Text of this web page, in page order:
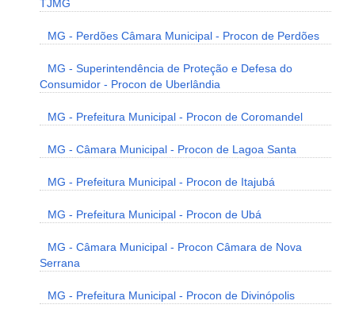
TJMG
MG - Perdões Câmara Municipal - Procon de Perdões
MG - Superintendência de Proteção e Defesa do
Consumidor - Procon de Uberlândia
MG - Prefeitura Municipal - Procon de Coromandel
MG - Câmara Municipal - Procon de Lagoa Santa
MG - Prefeitura Municipal - Procon de Itajubá
MG - Prefeitura Municipal - Procon de Ubá
MG - Câmara Municipal - Procon Câmara de Nova
Serrana
MG - Prefeitura Municipal - Procon de Divinópolis